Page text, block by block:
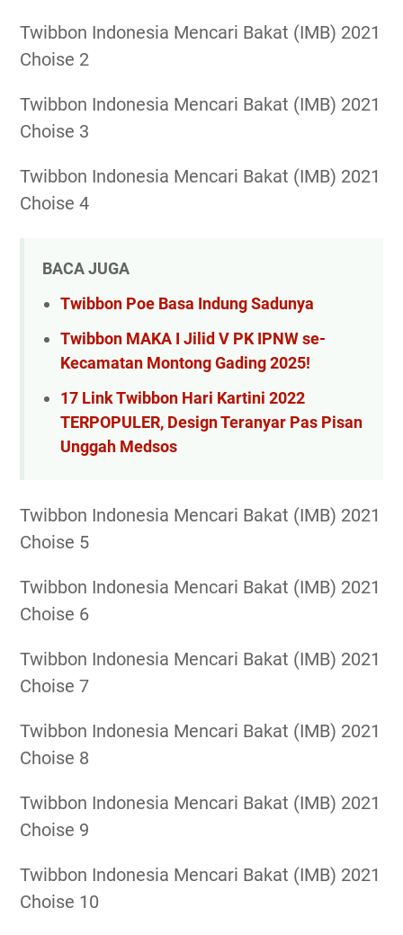
Twibbon Indonesia Mencari Bakat (IMB) 2021
Choise 2
Twibbon Indonesia Mencari Bakat (IMB) 2021
Choise 3
Twibbon Indonesia Mencari Bakat (IMB) 2021
Choise 4
BACA JUGA
Twibbon Poe Basa Indung Sadunya
Twibbon MAKA I Jilid V PK IPNW se-
Kecamatan Montong Gading 2025!
17 Link Twibbon Hari Kartini 2022
TERPOPULER, Design Teranyar Pas Pisan
Unggah Medsos
Twibbon Indonesia Mencari Bakat (IMB) 2021
Choise 5
Twibbon Indonesia Mencari Bakat (IMB) 2021
Choise 6
Twibbon Indonesia Mencari Bakat (IMB) 2021
Choise 7
Twibbon Indonesia Mencari Bakat (IMB) 2021
Choise 8
Twibbon Indonesia Mencari Bakat (IMB) 2021
Choise 9
Twibbon Indonesia Mencari Bakat (IMB) 2021
Choise 10